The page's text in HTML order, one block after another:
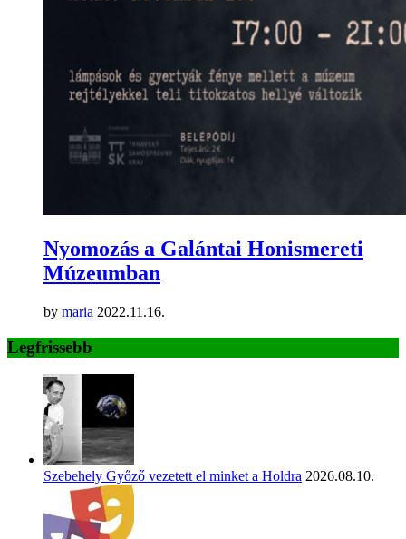
Nyomozás a Galántai Honismereti
Múzeumban
by maria 2022.11.16.
Legfrissebb
Szebehely Győző vezetett el minket a Holdra 2026.08.10.